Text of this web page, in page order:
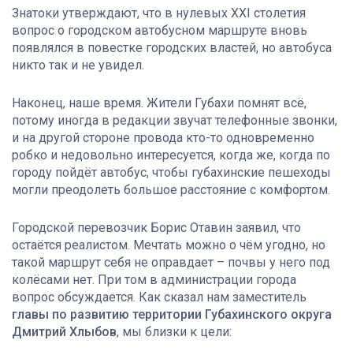
Знатоки утверждают, что в нулевых XXI столетия
вопрос о городском автобусном маршруте вновь
появлялся в повестке городских властей, но автобуса
никто так и не увидел.
Наконец, наше время. Жители Губахи помнят всё,
потому иногда в редакции звучат телефонные звонки,
и на другой стороне провода кто-то одновременно
робко и недовольно интересуется, когда же, когда по
городу пойдёт автобус, чтобы губахинские пешеходы
могли преодолеть большое расстояние с комфортом.
Городской перевозчик Борис Отавин заявил, что
остаётся реалистом. Мечтать можно о чём угодно, но
такой маршрут себя не оправдает – почвы у него под
колёсами нет. При том в администрации города
вопрос обсуждается. Как сказал нам заместитель
главы по развитию территории Губахинского округа
Дмитрий Хлыбов, мы близки к цели: